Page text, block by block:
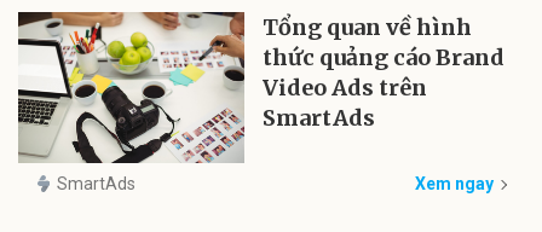
Tổng quan về hình
thức quảng cáo Brand
Video Ads trên
SmartAds
SmartAds Xem ngay